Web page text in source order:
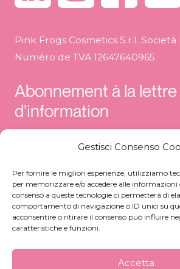
Gestisci Consenso
Per fornire le migliori esperienze, utilizziamo
per memorizzare e/o accedere alle informazioni
consenso a queste tecnologie ci permetterà di
comportamento di navigazione o ID unici su
acconsentire o ritirare il consenso può influire
caratteristiche e funzioni.
Accetta
Pink Frogs Cosmetics S.r.l.
Numéro de TVA 12647640965
Abonnement à la lettre
d’information
conditionnement pour l’industrie
cosmétiques et des parfums